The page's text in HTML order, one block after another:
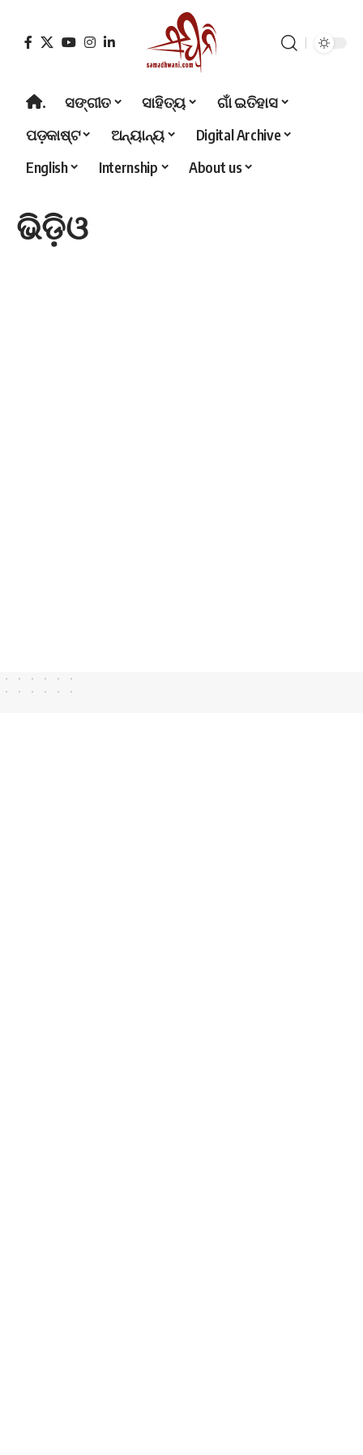
. ସଙ୍ଗୀତ ସାହିତ୍ୟ
ଗାଁ ଇତିହାସ
ପଡ଼କାଷ୍ଟ
ଅନ୍ୟାନ୍ୟ
Digital Archive
English
Internship About us
ଭିଡ଼ିଓ